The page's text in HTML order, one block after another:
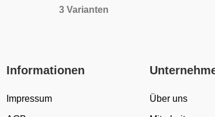
3 Varianten
Informationen
Impressum Über uns